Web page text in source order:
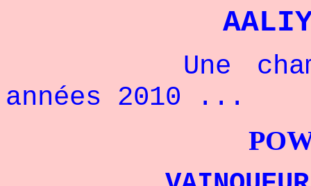
Une
années 2010 ...